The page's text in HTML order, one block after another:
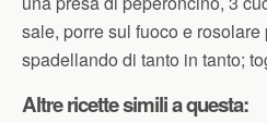
sale, porre sul fuoco e rosolare
spadellando di tanto in tanto;
Altre ricette simili a questa: